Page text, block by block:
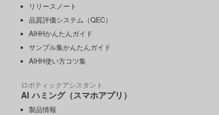
リリースノート
品質評価システム（QEC）
AIHHかんたんガイド
サンプル集かんたんガイド
AIHH使い方コツ集
ロボティックアシスタント
AI ハミング（スマホアプリ）
製品情報